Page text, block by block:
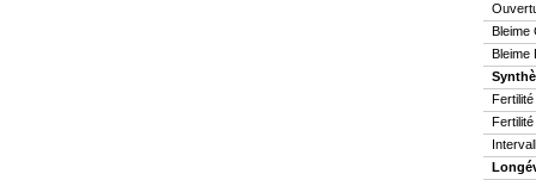
Bleime
Bleime